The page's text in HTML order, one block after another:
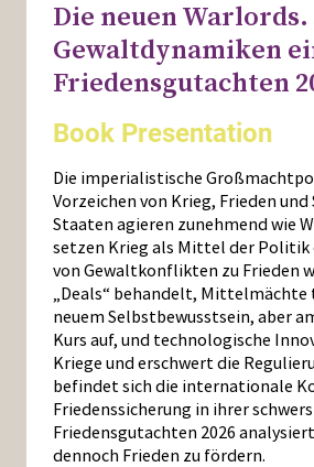
Die neuen Warlords.
Gewaltdynamiken
Friedensgutachten
Book Presentation
Die imperialistische
Vorzeichen von Krieg, Frieden und
Staaten agieren zunehmend wie
setzen Krieg als Mittel der Politik
von Gewaltkonflikten zu Frieden
„Deals“ behandelt,
neuem Selbstbewusstsein, aber
Kurs auf, und technologische
Kriege und erschwert die
befindet sich die internationale
Friedenssicherung in ihrer
Friedensgutachten 2026
dennoch Frieden zu fördern.